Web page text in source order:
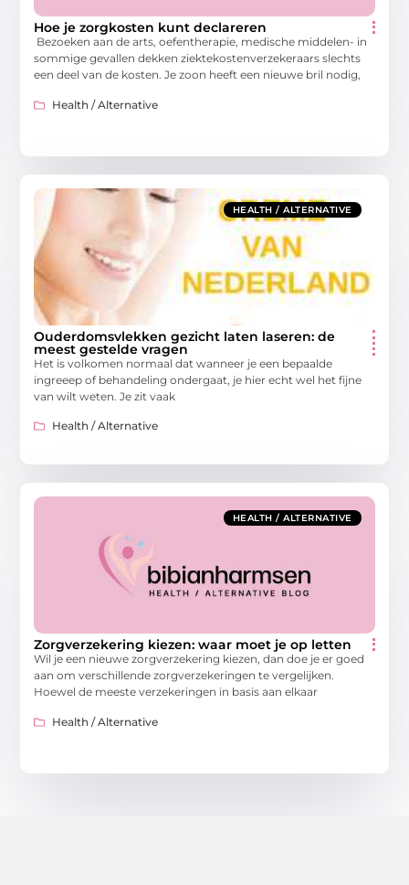
Hoe je zorgkosten kunt declareren
Bezoeken aan de arts, oefentherapie, medische middelen- in
sommige gevallen dekken ziektekostenverzekeraars slechts
een deel van de kosten. Je zoon heeft een nieuwe bril nodig,
Health / Alternative
HEALTH / ALTERNATIVE
Ouderdomsvlekken gezicht laten laseren: de
meest gestelde vragen
Het is volkomen normaal dat wanneer je een bepaalde
ingreeep of behandeling ondergaat, je hier echt wel het fijne
van wilt weten. Je zit vaak
Health / Alternative
HEALTH / ALTERNATIVE
Zorgverzekering kiezen: waar moet je op letten
Wil je een nieuwe zorgverzekering kiezen, dan doe je er goed
aan om verschillende zorgverzekeringen te vergelijken.
Hoewel de meeste verzekeringen in basis aan elkaar
Health / Alternative